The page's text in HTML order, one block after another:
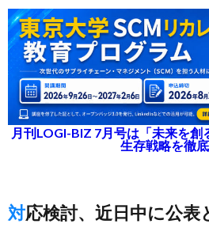
月刊LOGI-BIZ 7月号は「未来を創
生存戦略を徹
対応検討、近日中に公表